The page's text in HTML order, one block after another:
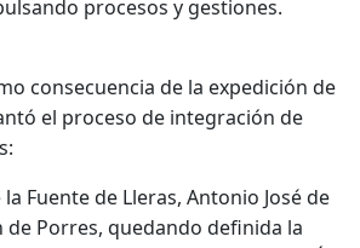
procesos y gestiones.
consecuencia de la expedición de
el proceso de integración de
la Fuente de Lleras, Antonio José de
de Porres, quedando definida la